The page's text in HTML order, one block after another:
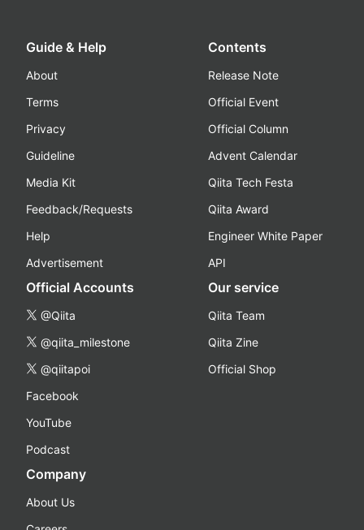
Guide & Help
About
Terms
Privacy
Guideline
Media Kit
Feedback/Requests
Help
Advertisement
Contents
Release Note
Official Event
Official Column
Advent Calendar
Qiita Tech Festa
Qiita Award
Engineer White Paper
API
Official Accounts
@Qiita
@qiita_milestone
@qiitapoi
Facebook
YouTube
Podcast
Our service
Qiita Team
Qiita Zine
Official Shop
Company
About Us